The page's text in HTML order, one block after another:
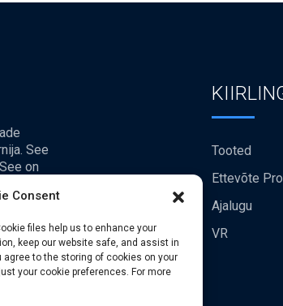
millal ja
See
on
Tooted
Ettevõte
Ajalugu
VR
Consent
files help us to enhance your
keep our website safe, and assist in
to the storing of cookies on your
your cookie preferences. For more